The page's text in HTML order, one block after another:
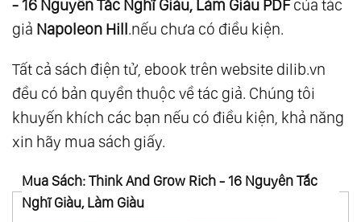
- 16 Nguyên Tắc Nghĩ Giàu, Làm Giàu PDFcủa tác
giả Napoleon Hill.nếu chưa có điều kiện.
Tất cả sách điện tử, ebook trên website dilib.vn
đều có bản quyền thuộc về tác giả. Chúng tôi
khuyến khích các bạn nếu có điều kiện, khả năng
xin hãy mua sách giấy.
Mua Sách: Think And Grow Rich - 16 Nguyên Tắc
Nghĩ Giàu, Làm Giàu